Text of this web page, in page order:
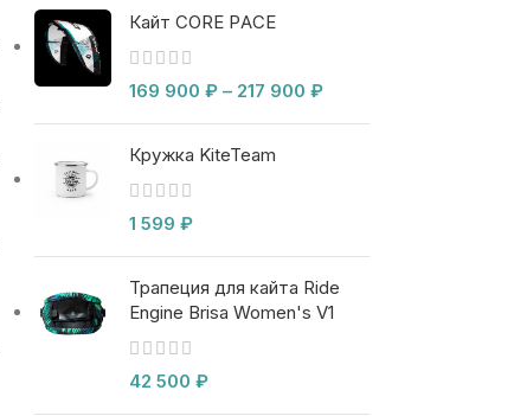
Кайт CORE PACE
169 900 ₽ – 217 900 ₽
Кружка KiteTeam
1 599 ₽
Трапеция для кайта Ride
Engine Brisa Women's V1
42 500 ₽